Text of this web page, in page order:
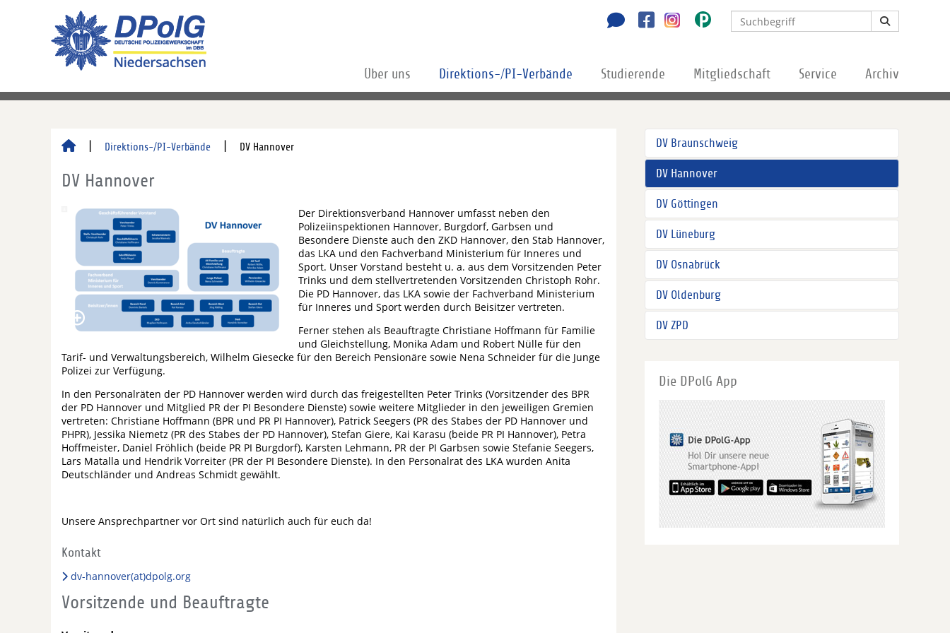
Über uns Direktions-/PI-Verbände Studierende Mitgliedschaft Service Archiv
Direktions-/PI-Verbände DV Hannover
DV Hannover
Der Direktionsverband Hannover umfasst neben den
Polizeiinspektionen Hannover, Burgdorf, Garbsen und
Besondere Dienste auch den ZKD Hannover, den Stab Hannover,
das LKA und den Fachverband Ministerium für Inneres und
Sport. Unser Vorstand besteht u. a. aus dem Vorsitzenden Peter
Trinks und dem stellvertretenden Vorsitzenden Christoph Rohr.
Die PD Hannover, das LKA sowie der Fachverband Ministerium
für Inneres und Sport werden durch Beisitzer vertreten.
Ferner stehen als Beauftragte Christiane Hoffmann für Familie
und Gleichstellung, Monika Adam und Robert Nülle für den
Tarif- und Verwaltungsbereich, Wilhelm Giesecke für den Bereich Pensionäre sowie Nena Schneider für die Junge
Polizei zur Verfügung.
In den Personalräten der PD Hannover werden wird durch das freigestellten Peter Trinks (Vorsitzender des BPR
der PD Hannover und Mitglied PR der PI Besondere Dienste) sowie weitere Mitglieder in den jeweiligen Gremien
vertreten: Christiane Hoffmann (BPR und PR PI Hannover), Patrick Seegers (PR des Stabes der PD Hannover und
PHPR), Jessika Niemetz (PR des Stabes der PD Hannover), Stefan Giere, Kai Karasu (beide PR PI Hannover), Petra
Hoffmeister, Daniel Fröhlich (beide PR PI Burgdorf), Karsten Lehmann, PR der PI Garbsen sowie Stefanie Seegers,
Lars Matalla und Hendrik Vorreiter (PR der PI Besondere Dienste). In den Personalrat des LKA wurden Anita
Deutschländer und Andreas Schmidt gewählt.
Unsere Ansprechpartner vor Ort sind natürlich auch für euch da!
Kontakt
dv-hannover(at)dpolg.org
Vorsitzende und Beauftragte
DV Braunschweig
DV Hannover
DV Göttingen
DV Lüneburg
DV Osnabrück
DV Oldenburg
DV ZPD
Die DPolG App